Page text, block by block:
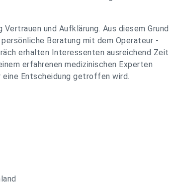
und Aufklärung. Aus diesem Grund
Beratung mit dem Operateur -
erhalten Interessenten ausreichend Zeit
erfahrenen medizinischen Experten
Entscheidung getroffen wird.